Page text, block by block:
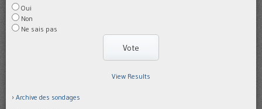
Oui
Non
Ne sais pas
View Results
Archive des sondages